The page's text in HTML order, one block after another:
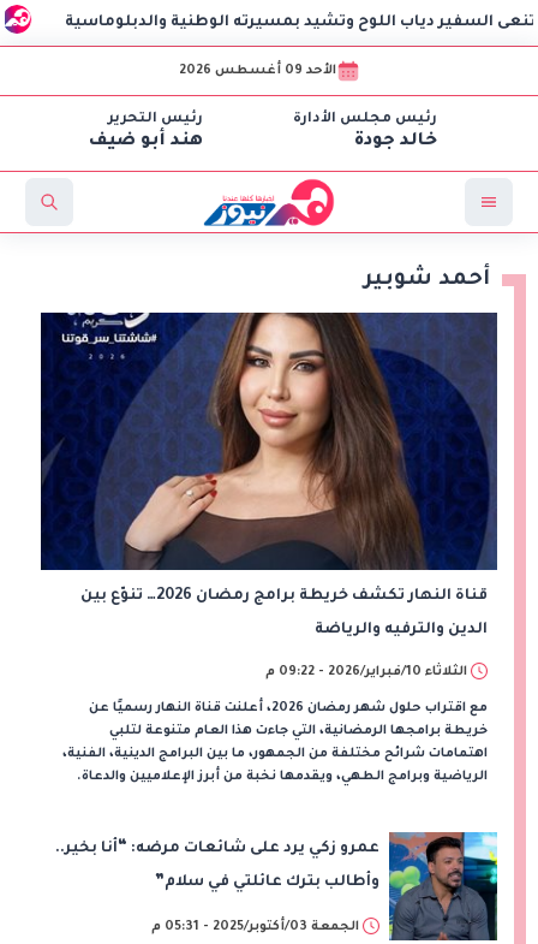
دياب اللوح وتشيد بمسيرته الوطنية والدبلوماسية
الأحد 09 أغسطس 2026
رئيس مجلس الأدارة
خالد جودة
رئيس التحرير
هند أبو ضيف
أحمد شوبير
قناة النهار تكشف خريطة برامج رمضان 2026… تنوّع بين
الدين والترفيه والرياضة
الثلاثاء 10/فبراير/2026 - 09:22 م
مع اقتراب حلول شهر رمضان 2026، أعلنت قناة النهار رسميًا عن
خريطة برامجها الرمضانية، التي جاءت هذا العام متنوعة لتلبي
اهتمامات شرائح مختلفة من الجمهور، ما بين البرامج الدينية، الفنية،
الرياضية وبرامج الطهي، ويقدمها نخبة من أبرز الإعلاميين والدعاة.
عمرو زكي يرد على شائعات مرضه: “أنا بخير..
وأطالب بترك عائلتي في سلام”
الجمعة 03/أكتوبر/2025 - 05:31 م